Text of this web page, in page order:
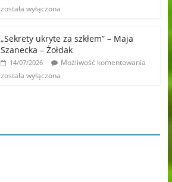
została wyłączona
„Sekrety ukryte za szkłem” – Maja
Szanecka – Żołdak
14/07/2026
Możliwość komentowania
została wyłączona